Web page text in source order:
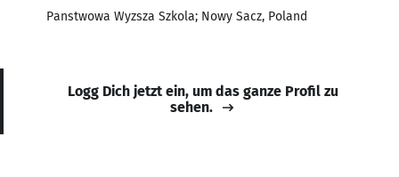
Panstwowa Wyzsza Szkola; Nowy Sacz, Poland
Logg Dich jetzt ein, um das ganze Profil zu
sehen.